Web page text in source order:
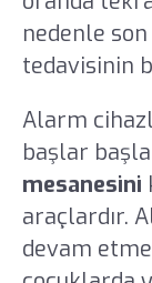
nedenle
tedavisinin
Alarm
başlar
mesanesini
araçlardır.
devam